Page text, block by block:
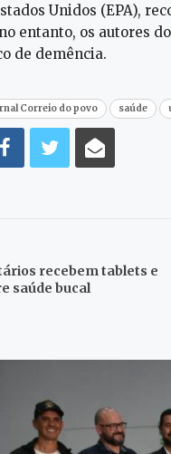
Unidos (EPA),
entanto, os autores
de demência.
Correio do povo saúde
recebem tablets e
saúde bucal